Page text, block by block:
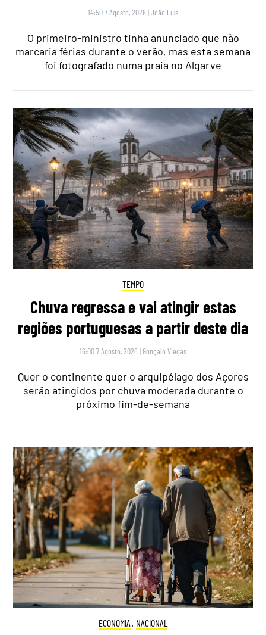
14:50 7 Agosto, 2026 |João Luís
O primeiro-ministro tinha anunciado que não
marcaria férias durante o verão, mas esta semana
foi fotografado numa praia no Algarve
TEMPO
Chuva regressa e vai atingir estas
regiões portuguesas a partir deste dia
16:00 7 Agosto, 2026 | Gonçalo Viegas
Quer o continente quer o arquipélago dos Açores
serão atingidos por chuva moderada durante o
próximo fim-de-semana
ECONOMIA , NACIONAL